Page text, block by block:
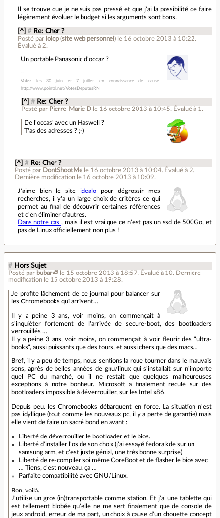
Il se trouve que je ne suis pas pressé et que j'ai la possibilité de faire
légèrement évoluer le budget si les arguments sont bons.
[^] # Re: Cher ?
Posté par lolop(site web personnel ) le 16 octobre 2013 à 10:22.
Évalué à 2.
Un portable Panasonic d'occaz ?
Votez les 30 juin et 7 juillet, en connaissance de cause.
http://www.pointal.net/VotesDeputesRN
[^] # Re: Cher ?
Posté par Pierre-Marie D le 16 octobre 2013 à 10:45. Évalué à 1 .
De l'occas' avec un Haswell ?
T'as des adresses ? ;-)
[^] # Re: Cher ?
Posté par DontShootMe le 16 octobre 2013 à 10:04. Évalué à 2.
Dernière modification le 16 octobre 2013 à 10:09.
J'aime bien le site idealopour dégrossir mes
recherches, il y'a un large choix de critères ce qui
permet au final de découvrir certaines références
et d'en éliminer d'autres.
Dans notre cas , mais il est vrai que ce n'est pas un ssd de 500Go, et
pas de Linux officiellement non plus !
# Hors Sujet
Posté par bubar🦥 le 15 octobre 2013 à 18:57. Évalué à 10. Dernière
modification le 15 octobre 2013 à 19:28.
Je profite lâchement de ce journal pour balancer sur
les Chromebooks qui arrivent…
Il y a peine 3 ans, voir moins, on commençait à
s'inquiéter fortement de l'arrivée de secure-boot, des bootloaders
verrouillés …
Il y a peine 3 ans, voir moins, on commençait à voir fleurir des "ultra-
books", aussi puissants que des tours, et aussi chers que des macs…
Bref, il y a peu de temps, nous sentions la roue tourner dans le mauvais
sens, après de belles années de gnu/linux qui s'installait sur n'importe
quel PC du marché, où il ne restait que quelques malheureuses
exceptions à notre bonheur. Microsoft a finalement reculé sur des
bootloaders impossible à déverrouiller, sur les Intel x86.
Depuis peu, les Chromebooks débarquent en force. La situation n'est
pas idyllique (tout comme les nouveaux pc, il y a perte de garantie) mais
elle vient de faire un sacré bond en avant :
Liberté de déverrouiller le bootloader et le bios.
Liberté d'installer l'os de son choix (j'ai essayé fedora kde sur un
samsung arm, et c'est juste génial, une très bonne surprise)
Liberté de re-compiler soi même CoreBoot et de flasher le bios avec
… Tiens, c'est nouveau, ça …
Parfaite compatibilité avec GNU/Linux.
Bon, voilà.
J'utilise un gros (in)transportable comme station. Et j'ai une tablette qui
est tellement blobée qu'elle ne me sert finalement que de console de
jeux android, erreur de ma part, un choix à cause d'un chouette concept